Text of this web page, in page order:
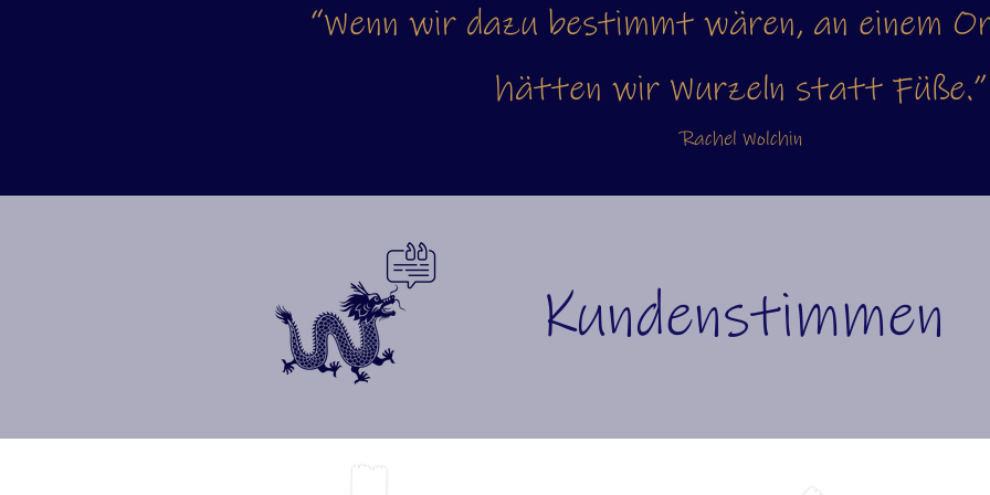
“Wenn wir dazu bestimmt wären, an einem
hätten wir Wurzeln statt Füße.”
Rachel Wolchin
Kundenstimmen